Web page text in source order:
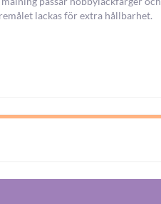
lackas för extra hållbarhet.